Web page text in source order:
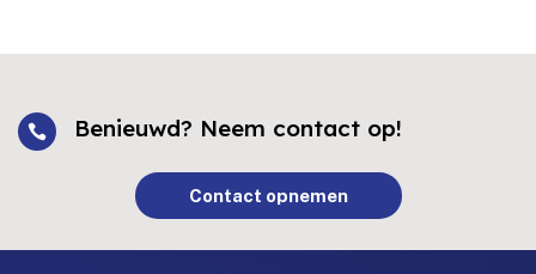
 Benieuwd? Neem contact op!
Contact opnemen